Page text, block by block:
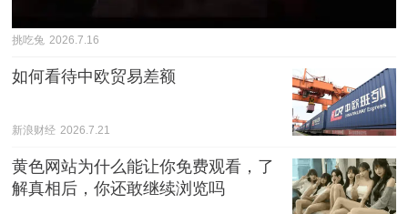
挑吃兔 2026.7.16
如何看待中欧贸易差额
新浪财经 2026.7.21
黄色网站为什么能让你免费观看，了
解真相后，你还敢继续浏览吗